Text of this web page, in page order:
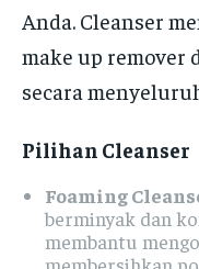
Anda. Cleanser
make up remover
secara
Pilihan Cleanser
Foaming
berminyak dan
membantu
membersihkan